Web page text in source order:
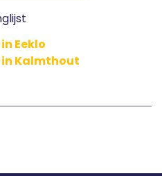
Eeklo
in Kalmthout